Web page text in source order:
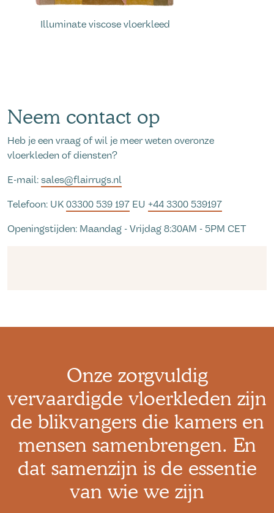
Illuminate viscose vloerkleed
Neem contact op
Heb je een vraag of wil je meer weten overonze
vloerkleden of diensten?
E-mail: sales@flairrugs.nl
Telefoon: UK 03300 539 197 EU +44 3300 539197
Openingstijden: Maandag - Vrijdag 8:30AM - 5PM CET
Onze zorgvuldig
vervaardigde vloerkleden zijn
de blikvangers die kamers en
mensen samenbrengen. En
dat samenzijn is de essentie
van wie we zijn